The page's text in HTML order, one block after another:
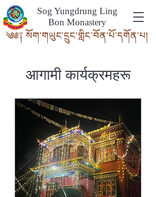
Sog Yungdrung Ling
Bon Monastery
༄༅༑ སོག་གཡུང་དྲུང་གླིང་བོན་པོ་དགོན་པ།
आगामी कार्यक्रमहरू